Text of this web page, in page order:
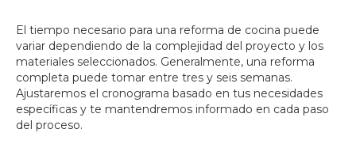
El tiempo necesario para una reforma de cocina puede
variar dependiendo de la complejidad del proyecto y los
materiales seleccionados. Generalmente, una reforma
completa puede tomar entre tres y seis semanas.
Ajustaremos el cronograma basado en tus necesidades
específicas y te mantendremos informado en cada paso
del proceso.